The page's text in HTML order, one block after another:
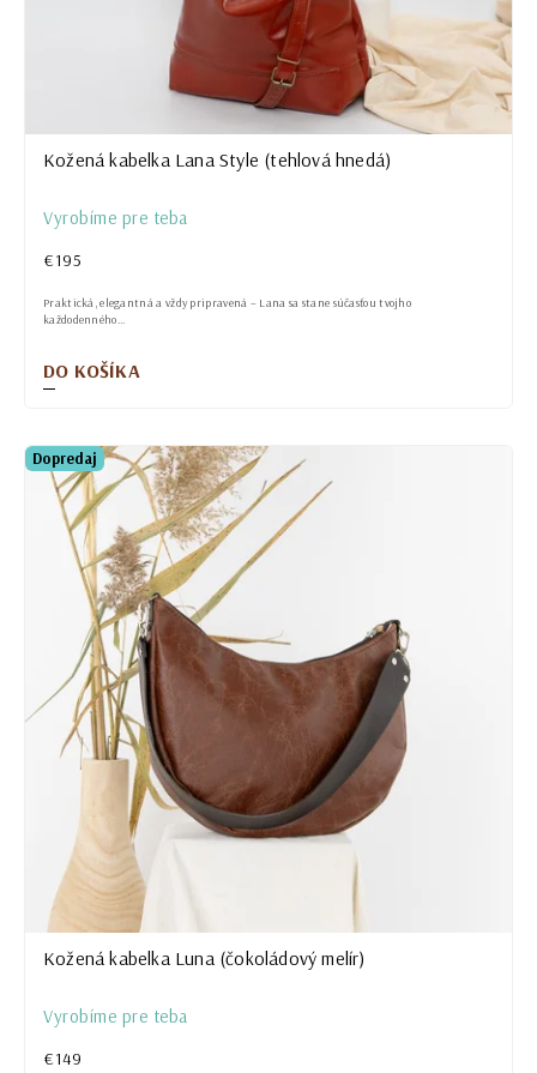
Kožená kabelka Lana Style (tehlová hnedá)
Vyrobíme pre teba
€195
DO KOŠÍKA
Praktická, elegantná a vždy pripravená – Lana sa stane súčasťou tvojho
každodenného...
Dopredaj
Kožená kabelka Luna (čokoládový melír)
Vyrobíme pre teba
€149